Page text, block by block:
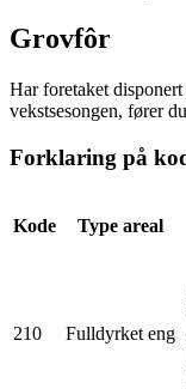
Grovfôr
Har foretaket
vekstsesongen, fører
Forklaring på
Kode Type areal
210 Fulldyrket eng